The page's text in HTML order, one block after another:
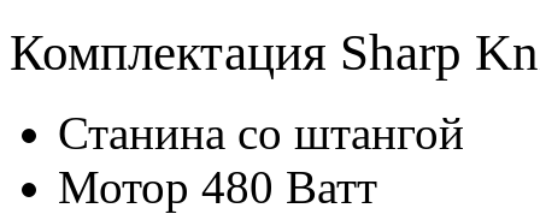
Комплектация Sharp
Станина со штангой
Мотор 480 Ватт